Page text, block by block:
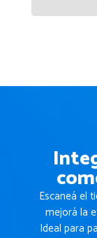
Escaneá el
mejorá la
Ideal para